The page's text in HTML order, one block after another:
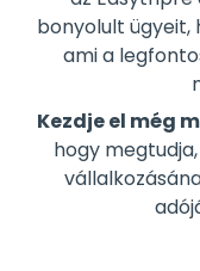
bonyolult ügyeit,
ami a
Kezdje el még
hogy